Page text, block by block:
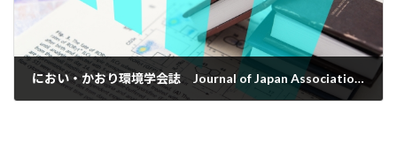
におい・かおり環境学会誌 Journal of Japan Association on Odor Environment Vol. 54 No.2/2023-March 通巻 No. 288